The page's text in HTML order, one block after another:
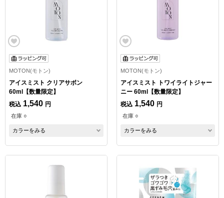
MOTON(モトン)
アイスミスト クリアサボン
60ml【数量限定】
税込 1,540 円
在庫 ○
カラーをみる
MOTON(モトン)
アイスミスト トワイライトジャー
ニー 60ml【数量限定】
税込 1,540 円
在庫 ○
カラーをみる